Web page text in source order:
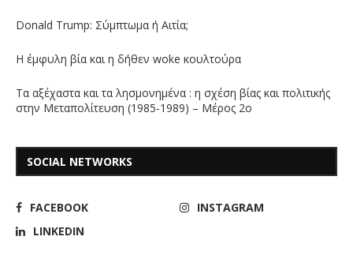
Donald Trump: Σύμπτωμα ή Αιτία;
Η έμφυλη βία και η δήθεν woke κουλτούρα
Τα αξέχαστα και τα λησμονημένα : η σχέση βίας και πολιτικής
στην Μεταπολίτευση (1985-1989) – Μέρος 2ο
SOCIAL NETWORKS
FACEBOOK
INSTAGRAM
LINKEDIN